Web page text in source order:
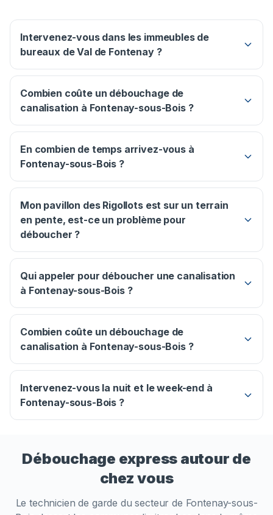
Intervenez-vous dans les immeubles de
bureaux de Val de Fontenay ?
Combien coûte un débouchage de
canalisation à Fontenay-sous-Bois ?
En combien de temps arrivez-vous à
Fontenay-sous-Bois ?
Mon pavillon des Rigollots est sur un terrain
en pente, est-ce un problème pour
déboucher ?
Qui appeler pour déboucher une canalisation
à Fontenay-sous-Bois ?
Combien coûte un débouchage de
canalisation à Fontenay-sous-Bois ?
Intervenez-vous la nuit et le week-end à
Fontenay-sous-Bois ?
Débouchage express autour de
chez vous
Le technicien de garde du secteur de Fontenay-sous-